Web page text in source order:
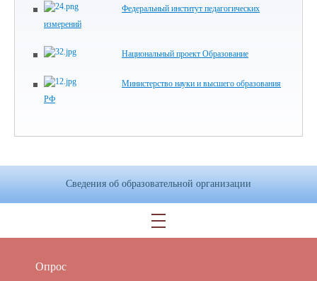
Федеральный институт педагогических
измерений
Национальный проект Образование
Министерство науки и высшего образования
РФ
Сведения об образовательной организации
Опрос